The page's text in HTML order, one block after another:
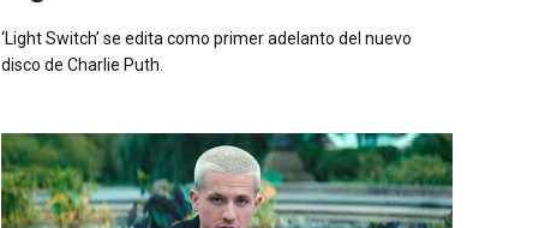
‘Light Switch’ se edita como primer adelanto del nuevo
disco de Charlie Puth.